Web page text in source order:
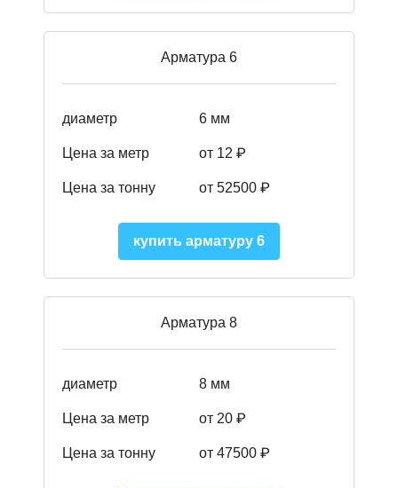
Арматура 6
диаметр 6 мм
Цена за метр от 12 ₽
Цена за тонну от 52500 ₽
купить арматуру 6
Арматура 8
диаметр 8 мм
Цена за метр от 20 ₽
Цена за тонну от 47500 ₽